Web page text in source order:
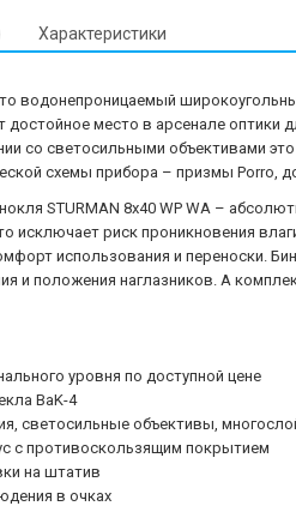
Характеристики
водонепроницаемый
достойное место в арсенале оптики
со светосильными объективами
схемы прибора – призмы Porro,
STURMAN 8x40 WP WA –
исключает риск проникновения
использования и переноски.
и положения наглазников. А
уровня по доступной цене
BaK-4
светосильные объективы,
с противоскользящим покрытием
на штатив
в очках